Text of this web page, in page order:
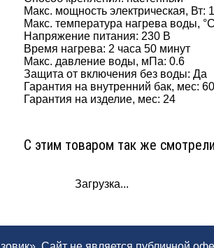
Макс. мощность электрическая, Вт:
Макс. температура нагрева воды,
Напряжение питания: 230 В
Время нагрева: 2 часа 50 минут
Макс. давление воды, мПа: 0.6
Защита от включения без воды: Да
Гарантия на внутренний бак, мес: 60
Гарантия на изделие, мес: 24
С этим товаром так же
Загрузка...